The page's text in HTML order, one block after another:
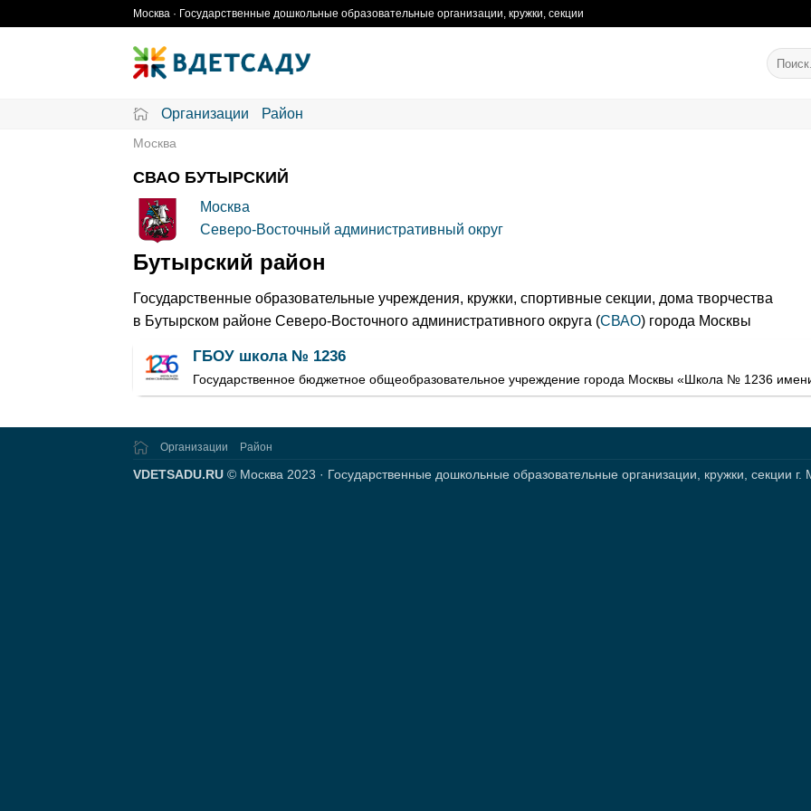
Москва · Государственные дошкольные образовательные организации, кружки, секции
Организации Район
Москва
СВАО БУТЫРСКИЙ
Москва
Северо-Восточный административный округ
Бутырский район
Государственные образовательные учреждения, кружки, спортивные секции, дома творчества
в Бутырском районе Северо-Восточного административного округа (СВАО) города Москвы
ГБОУ школа № 1236
Государственное бюджетное общеобразовательное учреждение города Москвы «Школа № 1236
Организации Район
VDETSADU.RU © Москва 2023 · Государственные дошкольные образовательные организации, кружки, секции г.